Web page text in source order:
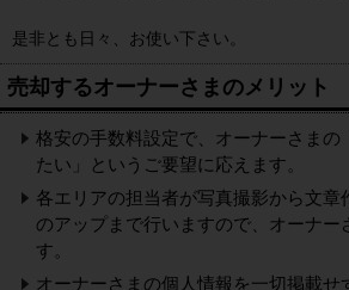
是非とも日々、お使い下さい。
売却するオーナーさまのメリット
格安の手数料設定で、オーナーさまの
たい」というご要望に応えます。
各エリアの担当者が写真撮影から文章
のアップまで行いますので、オーナー
す。
オーナーさまの個人情報を一切掲載せ